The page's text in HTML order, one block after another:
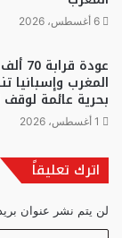
6 أغسطس، 2026
عودة
المغرب وإسبانيا
بحرية عائمة لوقف
1 أغسطس، 2026
اترك تعليقاً
لن يتم نشر عنوان